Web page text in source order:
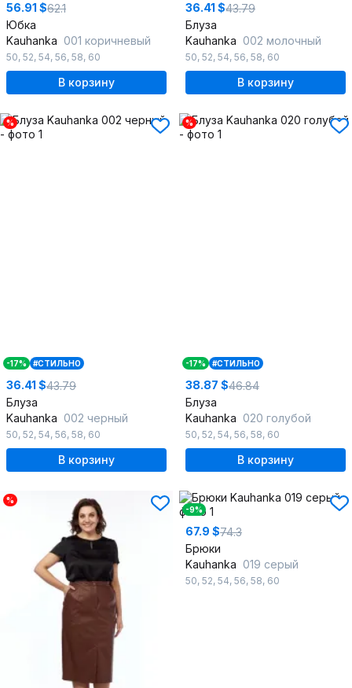
56.91 $62.1
Юбка
Kauhanka 001 коричневый
50, 52, 54, 56, 58, 60
В корзину
36.41 $43.79
Блуза
Kauhanka 002 молочный
50, 52, 54, 56, 58, 60
В корзину
%
-17% #СТИЛЬНО
36.41 $43.79
Блуза
Kauhanka 002 черный
50, 52, 54, 56, 58, 60
В корзину
%
-17% #СТИЛЬНО
38.87 $46.84
Блуза
Kauhanka 020 голубой
50, 52, 54, 56, 58, 60
В корзину
%
-9%
67.9 $74.3
Брюки
Kauhanka 019 серый
50, 52, 54, 56, 58, 60